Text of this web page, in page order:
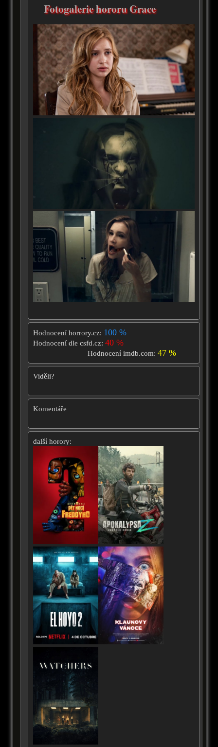
Fotogalerie hororu Grace
Hodnocení horrory.cz: 100 %
Hodnocení dle csfd.cz: 40 %
Hodnocení imdb.com:47 %
Viděli?
Komentáře
další horory: